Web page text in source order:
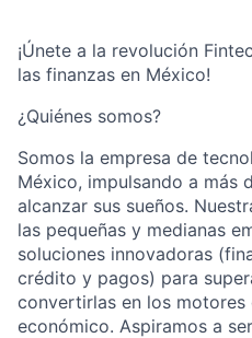
¡Únete a la revolución
las finanzas en México!
¿Quiénes somos?
Somos la empresa de
México, impulsando a más
alcanzar sus sueños.
las pequeñas y medianas
soluciones innovadoras
crédito y pagos) para
convertirlas en los motores
económico. Aspiramos a